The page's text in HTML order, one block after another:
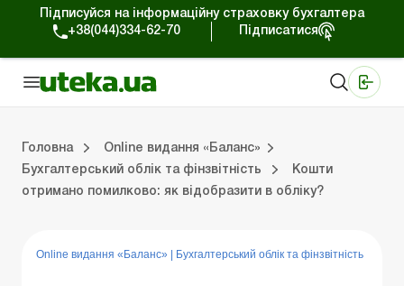
Підписуйся на інформаційну страховку бухгалтера
+38(044)334-62-70
Підписатися
Головна
Online видання «Баланс»
Бухгалтерський облік та фінзвітність
Кошти
отримано помилково: як відобразити в обліку?
Online видання «Баланс» Бухгалтерський облік та фінзвітність